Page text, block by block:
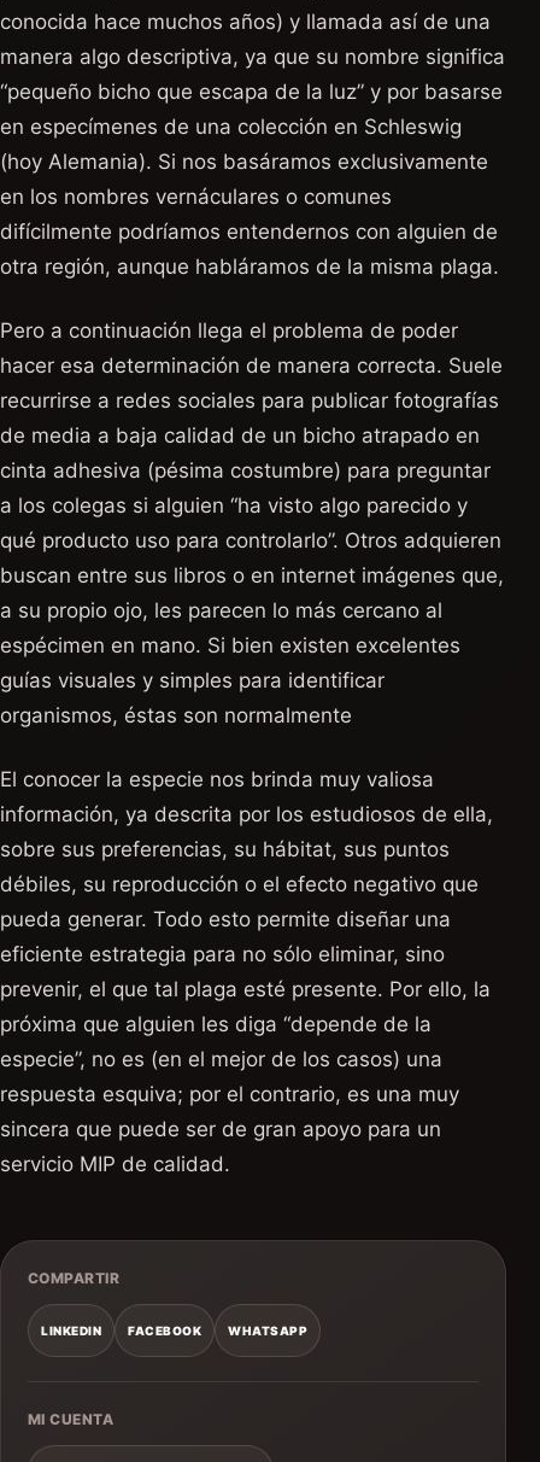
conocida hace muchos años) y llamada así de una
manera algo descriptiva, ya que su nombre significa
“pequeño bicho que escapa de la luz” y por basarse
en especímenes de una colección en Schleswig
(hoy Alemania). Si nos basáramos exclusivamente
en los nombres vernáculares o comunes
difícilmente podríamos entendernos con alguien de
otra región, aunque habláramos de la misma plaga.
Pero a continuación llega el problema de poder
hacer esa determinación de manera correcta. Suele
recurrirse a redes sociales para publicar fotografías
de media a baja calidad de un bicho atrapado en
cinta adhesiva (pésima costumbre) para preguntar
a los colegas si alguien “ha visto algo parecido y
qué producto uso para controlarlo”. Otros adquieren
buscan entre sus libros o en internet imágenes que,
a su propio ojo, les parecen lo más cercano al
espécimen en mano. Si bien existen excelentes
guías visuales y simples para identificar
organismos, éstas son normalmente
El conocer la especie nos brinda muy valiosa
información, ya descrita por los estudiosos de ella,
sobre sus preferencias, su hábitat, sus puntos
débiles, su reproducción o el efecto negativo que
pueda generar. Todo esto permite diseñar una
eficiente estrategia para no sólo eliminar, sino
prevenir, el que tal plaga esté presente. Por ello, la
próxima que alguien les diga “depende de la
especie”, no es (en el mejor de los casos) una
respuesta esquiva; por el contrario, es una muy
sincera que puede ser de gran apoyo para un
servicio MIP de calidad.
COMPARTIR
LINKEDIN FACEBOOK WHATSAPP
MI CUENTA